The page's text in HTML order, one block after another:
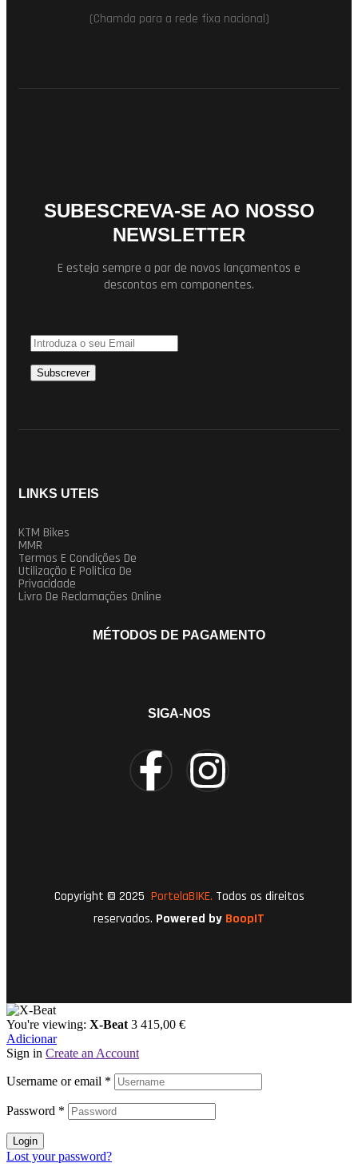
(Chamda para a rede fixa nacional)
SUBESCREVA-SE AO NOSSO
NEWSLETTER
E esteja sempre a par de novos lançamentos e
descontos em componentes.
LINKS UTEIS
KTM Bikes
MMR
Termos E Condições De
Utilização E Politica De
Privacidade
Livro De Reclamações Online
MÉTODOS DE PAGAMENTO
SIGA-NOS
Copyright © 2025 PortelaBIKE. Todos os direitos
reservados. Powered by BoopIT
You're viewing: X-Beat 3 415,00 €
Adicionar
Sign in Create an Account
Username or email *
Password *
Login
Lost your password?